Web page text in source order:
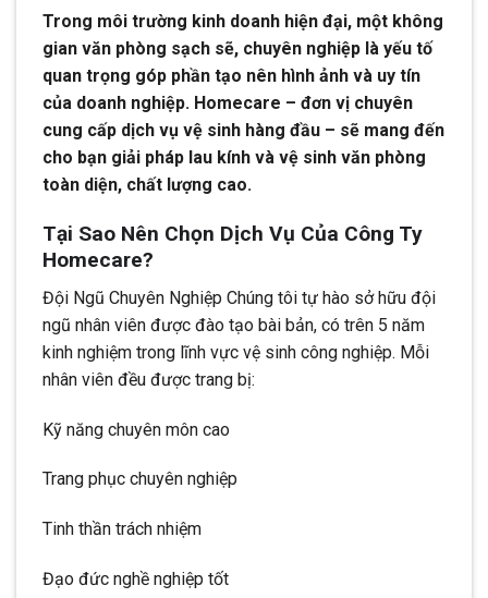
Trong môi trường kinh doanh hiện đại, một không
gian văn phòng sạch sẽ, chuyên nghiệp là yếu tố
quan trọng góp phần tạo nên hình ảnh và uy tín
của doanh nghiệp. Homecare – đơn vị chuyên
cung cấp dịch vụ vệ sinh hàng đầu – sẽ mang đến
cho bạn giải pháp lau kính và vệ sinh văn phòng
toàn diện, chất lượng cao.
Tại Sao Nên Chọn Dịch Vụ Của Công Ty
Homecare?
Đội Ngũ Chuyên Nghiệp Chúng tôi tự hào sở hữu đội
ngũ nhân viên được đào tạo bài bản, có trên 5 năm
kinh nghiệm trong lĩnh vực vệ sinh công nghiệp. Mỗi
nhân viên đều được trang bị:
Kỹ năng chuyên môn cao
Trang phục chuyên nghiệp
Tinh thần trách nhiệm
Đạo đức nghề nghiệp tốt